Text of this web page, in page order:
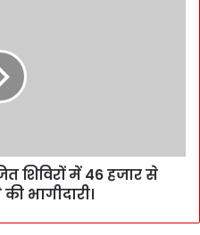
शिविरों में 46 हजार से
भागीदारी।